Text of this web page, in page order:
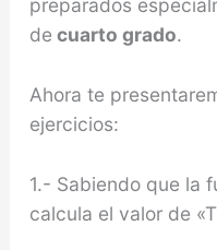
preparados
de cuarto grado.
Ahora te
ejercicios:
1.- Sabiendo que la
calcula el valor de